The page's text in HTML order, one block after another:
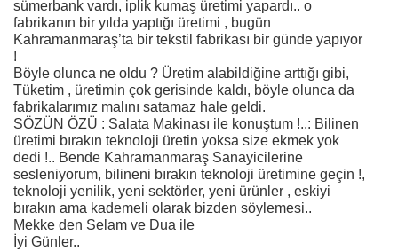
sümerbank vardı, iplik kumaş üretimi yapardı.. o
fabrikanın bir yılda yaptığı üretimi , bugün
Kahramanmaraş’ta bir tekstil fabrikası bir günde yapıyor
!
Böyle olunca ne oldu ? Üretim alabildiğine arttığı gibi,
Tüketim , üretimin çok gerisinde kaldı, böyle olunca da
fabrikalarımız malını satamaz hale geldi.
SÖZÜN ÖZÜ : Salata Makinası ile konuştum !..: Bilinen
üretimi bırakın teknoloji üretin yoksa size ekmek yok
dedi !.. Bende Kahramanmaraş Sanayicilerine
sesleniyorum, bilineni bırakın teknoloji üretimine geçin !,
teknoloji yenilik, yeni sektörler, yeni ürünler , eskiyi
bırakın ama kademeli olarak bizden söylemesi..
Mekke den Selam ve Dua ile
İyi Günler..